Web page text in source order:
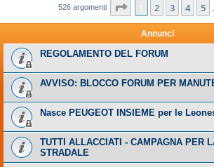
526 argomenti Pagina di 11
2 3 4 5
Annunci
REGOLAMENTO DEL FORUM
AVVISO: BLOCCO FORUM PER
Nasce PEUGEOT INSIEME per le
TUTTI ALLACCIATI - CAMPAGNA PER
STRADALE